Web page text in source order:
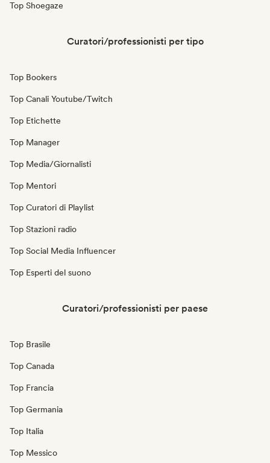
Top Shoegaze
Curatori/professionisti per tipo
Top Bookers
Top Canali Youtube/Twitch
Top Etichette
Top Manager
Top Media/Giornalisti
Top Mentori
Top Curatori di Playlist
Top Stazioni radio
Top Social Media Influencer
Top Esperti del suono
Curatori/professionisti per paese
Top Brasile
Top Canada
Top Francia
Top Germania
Top Italia
Top Messico